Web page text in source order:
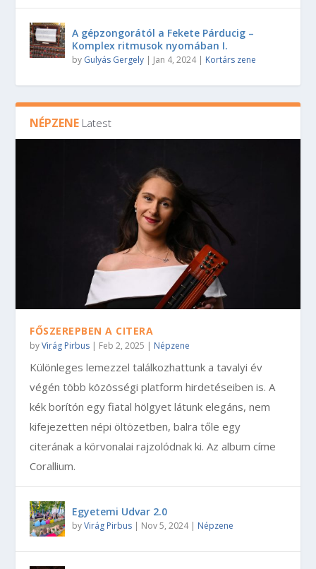
A gépzongorától a Fekete Párducig –
Komplex ritmusok nyomában I.
by Gulyás Gergely | Jan 4, 2024| Kortárs zene
NÉPZENE Latest
FŐSZEREPBEN A CITERA
byVirág Pirbus Feb 2, 2025 Népzene
Különleges lemezzel találkozhattunk a tavalyi év
végén több közösségi platform hirdetéseiben is. A
kék borítón egy fiatal hölgyet látunk elegáns, nem
kifejezetten népi öltözetben, balra tőle egy
citerának a körvonalai rajzolódnak ki. Az album címe
Corallium.
Egyetemi Udvar 2.0
byVirág Pirbus Nov 5, 2024| Népzene